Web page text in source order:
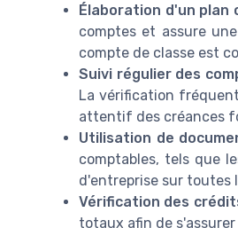
Élaboration d'un plan
comptes et assure
compte de classe est
Suivi régulier des
La vérification
attentif des créances
Utilisation de
comptables, tels que
d'entreprise sur toutes
Vérification des
totaux afin de